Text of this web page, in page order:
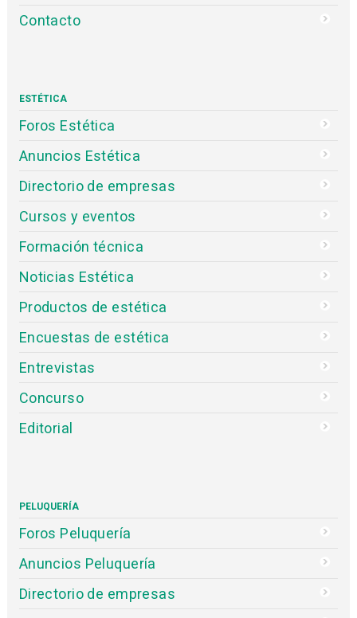
Contacto
ESTÉTICA
Foros Estética
Anuncios Estética
Directorio de empresas
Cursos y eventos
Formación técnica
Noticias Estética
Productos de estética
Encuestas de estética
Entrevistas
Concurso
Editorial
PELUQUERÍA
Foros Peluquería
Anuncios Peluquería
Directorio de empresas